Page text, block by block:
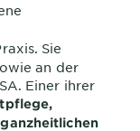
Sie
an der
Einer ihrer
ganzheitlichen